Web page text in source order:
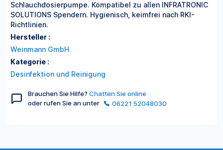
Schlauchdosierpumpe. Kompatibel zu allen INFRATRONIC
SOLUTIONS Spendern. Hygienisch, keimfrei nach RKI-
Richtlinien.
Hersteller :
Weinmann GmbH
Kategorie :
Desinfektion und Reinigung
Brauchen Sie Hilfe? Chatten Sie online
oder rufen Sie an unter
06221 52048030